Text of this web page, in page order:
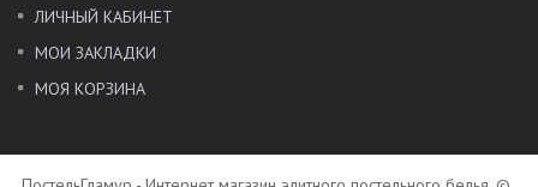
ЛИЧНЫЙ КАБИНЕТ
МОИ ЗАКЛАДКИ
МОЯ КОРЗИНА